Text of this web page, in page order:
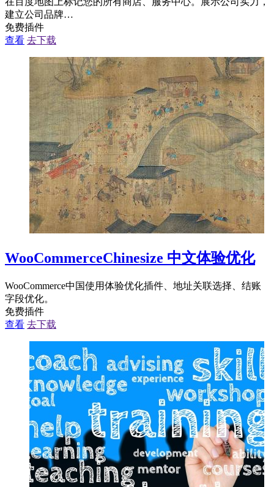
建立公司品牌…
免费插件
查看 去下载
WooCommerceChinesize 中文体验优化
WooCommerce中国使用体验优化插件、地址关联选择、结账
字段优化。
免费插件
查看 去下载